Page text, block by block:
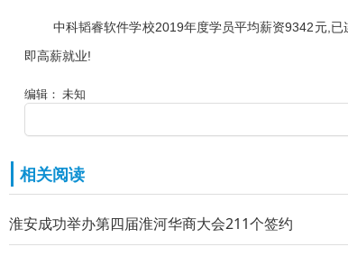
中科韬睿软件学校2019年度学员平均薪资9342元,
即高薪就业!
编辑： 未知
相关阅读
淮安成功举办第四届淮河华商大会211个签约